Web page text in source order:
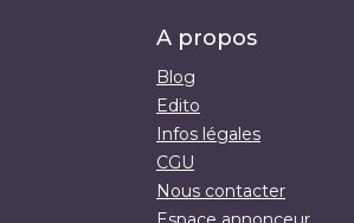
A propos
Blog
Edito
Infos légales
CGU
Nous contacter